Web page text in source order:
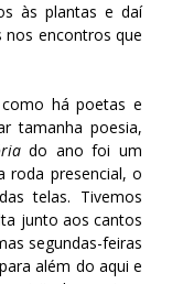
às plantas e daí
nos encontros que
há poetas e
tamanha poesia,
do ano foi um
roda presencial, o
telas. Tivemos
junto aos cantos
segundas-feiras
além do aqui e